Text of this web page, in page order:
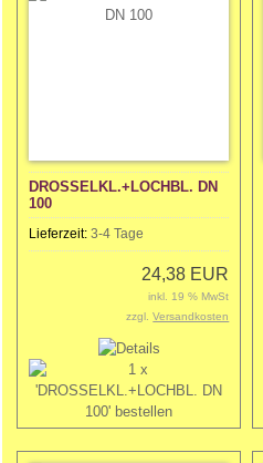
DROSSELKL.+LOCHBL. DN
100
Lieferzeit: 3-4 Tage
24,38 EUR
inkl. 19 % MwSt
zzgl.Versandkosten